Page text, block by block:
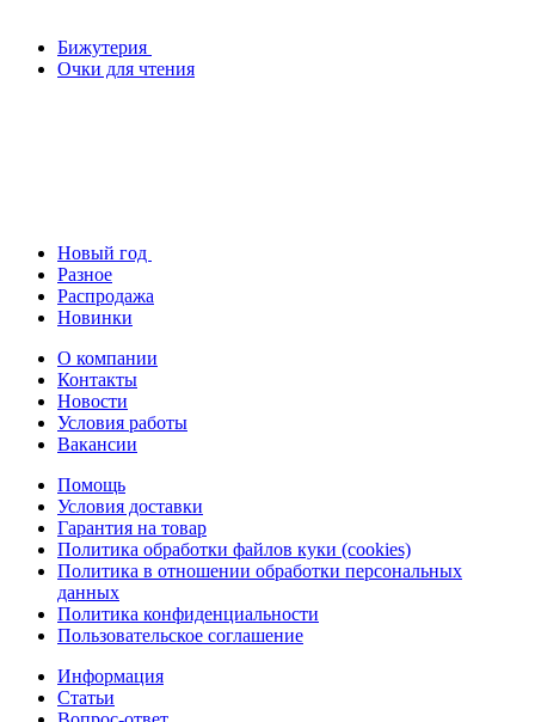
Бижутерия
Очки для чтения
Новый год
Разное
Распродажа
Новинки
О компании
Контакты
Новости
Условия работы
Вакансии
Помощь
Условия доставки
Гарантия на товар
Политика обработки файлов куки (cookies)
Политика в отношении обработки персональных
данных
Политика конфиденциальности
Пользовательское соглашение
Информация
Статьи